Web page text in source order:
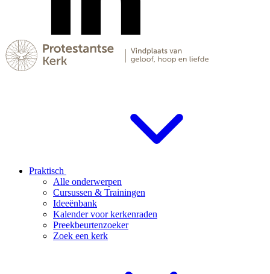
Praktisch
Alle onderwerpen
Cursussen & Trainingen
Ideeënbank
Kalender voor kerkenraden
Preekbeurtenzoeker
Zoek een kerk